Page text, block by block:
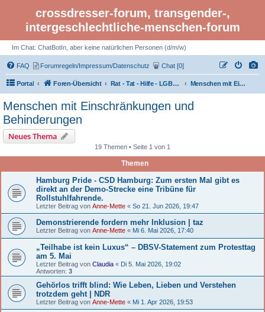
crossdresser-forum, transgender-,
intergeschlechtliche-menschen-forum
Im Chat: ChatBotIn, aber keine natürlichen Personen (d/m/w)
FAQ Forumregeln/Impressum/Datenschutz Chat [0]
Portal Foren-Übersicht Rat - Tat - Hilfe - LGBTI Rights - Infos Menschen mit Einschränkungen und Behinderungen
Menschen mit Einschränkungen und
Behinderungen
Neues Thema
19 Themen • Seite 1 von 1
Themen
Hamburg Pride - CSD Hamburg: Zum ersten Mal gibt es
direkt an der Demo-Strecke eine Tribüne für
Rollstuhlfahrende.
Letzter Beitrag von Anne-Mette « So 21. Jun 2026, 19:47
Demonstrierende fordern mehr Inklusion | taz
Letzter Beitrag von Anne-Mette « Mi 6. Mai 2026, 17:40
„Teilhabe ist kein Luxus“ – DBSV-Statement zum Protesttag
am 5. Mai
Letzter Beitrag von Claudia « Di 5. Mai 2026, 19:02
Antworten: 3
Gehörlos trifft blind: Wie Leben, Lieben und Verstehen
trotzdem geht | NDR
Letzter Beitrag von Anne-Mette « Mi 1. Apr 2026, 19:53